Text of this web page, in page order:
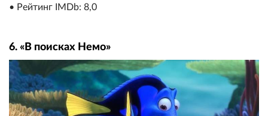
• Рейтинг IMDb: 8,0
6. «В поисках Немо»